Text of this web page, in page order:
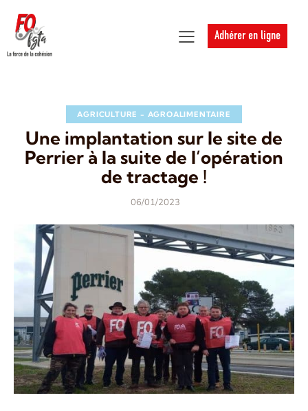
Adhérer en ligne
AGRICULTURE - AGROALIMENTAIRE
Une implantation sur le site de
Perrier à la suite de l’opération
de tractage !
06/01/2023